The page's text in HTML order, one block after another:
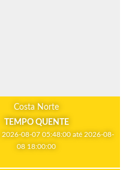
Costa Norte
TEMPO QUENTE
2026-08-07 05:48:00 até 2026-08-
08 18:00:00